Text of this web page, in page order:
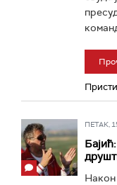
ПЕТАК,
Након